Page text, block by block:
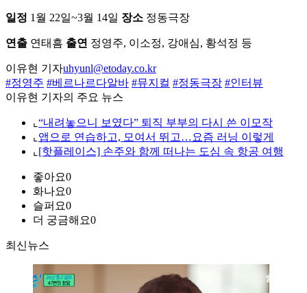
일정 1월 22일~3월 14일 장소 정동극장
연출 연태흠 출연 정영주, 이소정, 강애심, 황석정 등
이유현 기자uhyunl@etoday.co.kr
#정영주 #베르나르다알바 #뮤지컬 #정동극장 #인터뷰
이유현 기자의 주요 뉴스
⌞ “내려놓으니 보였다” 퇴직 부부의 다시 쓴 이모작
⌞ 앱으로 연습하고, 모여서 뛰고…요즘 러닝 이렇게
⌞ [핫플레이스] 손주와 함께 떠나는 도심 속 항공 여행
좋아요0
화나요0
슬퍼요0
더 궁금해요0
최신뉴스